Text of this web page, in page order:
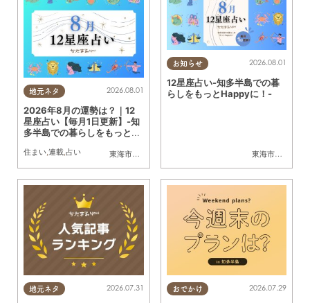
地元ネタ
東海市
,大府市 半田市,常滑市
2026.08.01
2026年8月の運勢は？｜12
星座占い【毎月1日更新】-知
多半島での暮らしをもっとH
住まい,連載,占い
お知らせ
東海市
,大府市
2026.08.01
12星座占い-知多半島での暮
らしをもっとHappyに！-
地元ネタ 2026.07.31 おでかけ 2026.07.29